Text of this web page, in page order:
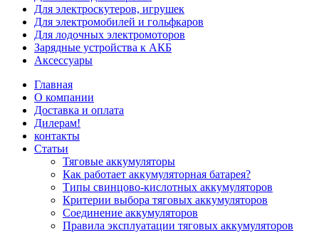
Для электроскутеров, игрушек
Для электромобилей и гольфкаров
Для лодочных электромоторов
Зарядные устройства к АКБ
Аксессуары
Главная
О компании
Доставка и оплата
Дилерам!
контакты
Статьи
Тяговые аккумуляторы
Как работает аккумуляторная батарея?
Типы свинцово-кислотных аккумуляторов
Критерии выбора тяговых аккумуляторов
Соединение аккумуляторов
Правила эксплуатации тяговых аккумуляторов